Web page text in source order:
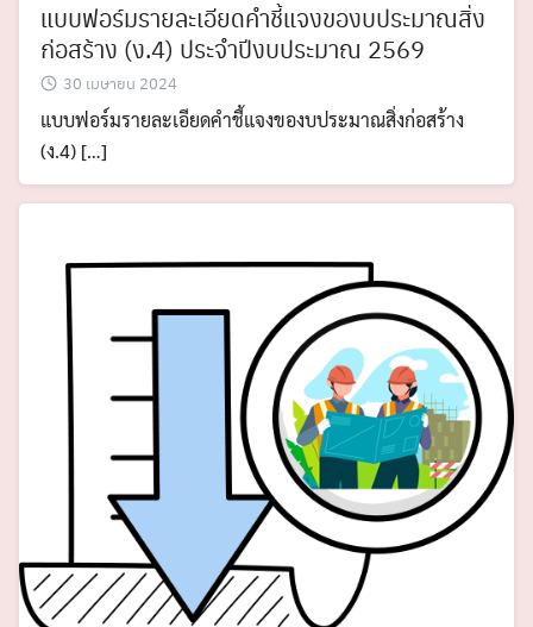
แบบฟอร์มรายละเอียดคำชี้แจงของบประมาณสิ่ง
ก่อสร้าง (ง.4) ประจำปีงบประมาณ 2569
30 เมษายน 2024
แบบฟอร์มรายละเอียดคำชี้แจงของบประมาณสิ่งก่อสร้าง
(ง.4) […]